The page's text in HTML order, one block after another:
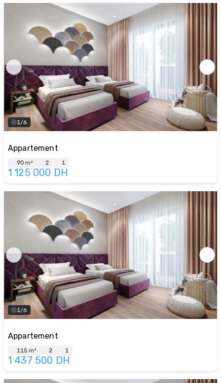
1/6
Appartement
90 m² 2 1
1 125 000 DH
1/6
Appartement
115 m² 2 1
1 437 500 DH